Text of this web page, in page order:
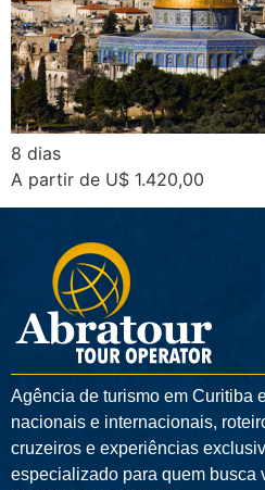
8 dias
A partir de U$ 1.420,00
Agência de turismo em Curitiba
nacionais e internacionais,
cruzeiros e experiências
especializado para quem busca